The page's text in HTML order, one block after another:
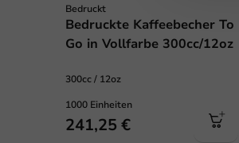
Bedruckt
Bedruckte Kaffeebecher To
Go in Vollfarbe 300cc/12oz
300cc / 12oz
1000 Einheiten
241,25 €